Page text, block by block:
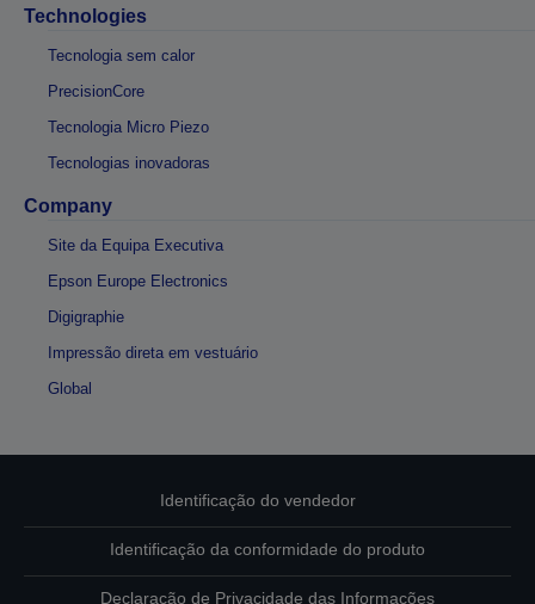
Technologies
Tecnologia sem calor
PrecisionCore
Tecnologia Micro Piezo
Tecnologias inovadoras
Company
Site da Equipa Executiva
Epson Europe Electronics
Digigraphie
Impressão direta em vestuário
Global
Identificação do vendedor
Identificação da conformidade do produto
Declaração de Privacidade das Informações